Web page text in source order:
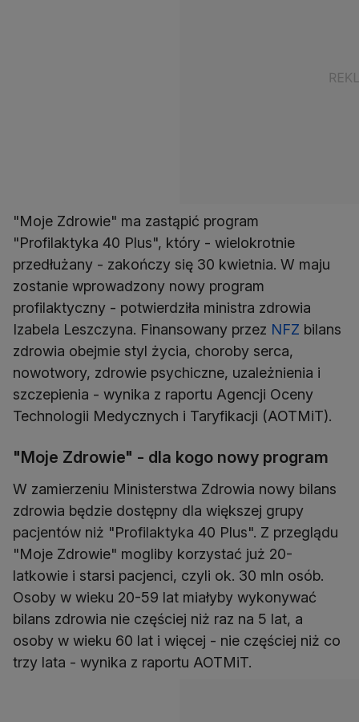
"Moje Zdrowie" ma zastąpić program
"Profilaktyka 40 Plus", który - wielokrotnie
przedłużany - zakończy się 30 kwietnia. W maju
zostanie wprowadzony nowy program
profilaktyczny - potwierdziła ministra zdrowia
Izabela Leszczyna. Finansowany przez NFZ bilans
zdrowia obejmie styl życia, choroby serca,
nowotwory, zdrowie psychiczne, uzależnienia i
szczepienia - wynika z raportu Agencji Oceny
Technologii Medycznych i Taryfikacji (AOTMiT).
"Moje Zdrowie" - dla kogo nowy program
W zamierzeniu Ministerstwa Zdrowia nowy bilans
zdrowia będzie dostępny dla większej grupy
pacjentów niż "Profilaktyka 40 Plus". Z przeglądu
"Moje Zdrowie" mogliby korzystać już 20-
latkowie i starsi pacjenci, czyli ok. 30 mln osób.
Osoby w wieku 20-59 lat miałyby wykonywać
bilans zdrowia nie częściej niż raz na 5 lat, a
osoby w wieku 60 lat i więcej - nie częściej niż co
trzy lata - wynika z raportu AOTMiT.